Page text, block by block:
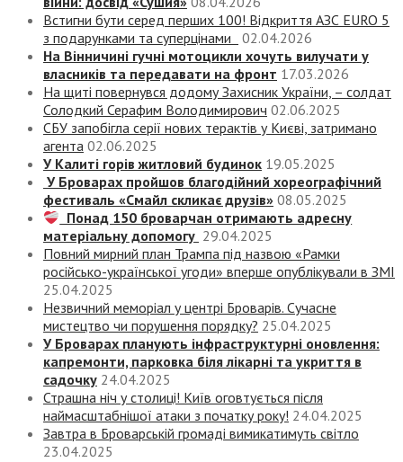
Встигни бути серед перших 100! Відкриття АЗС EURO 5
з подарунками та суперцінами
02.04.2026
На Вінничині гучні мотоцикли хочуть вилучати у
власників та передавати на фронт 17.03.2026
На щиті повернувся додому Захисник України, – солдат
Солодкий Серафим Володимирович 02.06.2025
СБУ запобігла серії нових терактів у Києві, затримано
агента 02.06.2025
У Калиті горів житловий будинок 19.05.2025
У Броварах пройшов благодійний хореографічний
фестиваль «Смайл скликає друзів» 08.05.2025
Понад 150 броварчан отримають адресну
матеріальну допомогу 29.04.2025
Повний мирний план Трампа під назвою «‎Рамки
російсько-української угоди» вперше опублікували в ЗМІ
25.04.2025
Незвичний меморіал у центрі Броварів. Сучасне
мистецтво чи порушення порядку? 25.04.2025
У Броварах планують інфраструктурні оновлення:
капремонти, парковка біля лікарні та укриття в
садочку 24.04.2025
Страшна ніч у столиці! Київ оговтується після
наймасштабнішої атаки з початку року! 24.04.2025
Завтра в Броварській громаді вимикатимуть світло
23.04.2025